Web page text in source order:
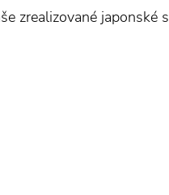
zrealizované japonské